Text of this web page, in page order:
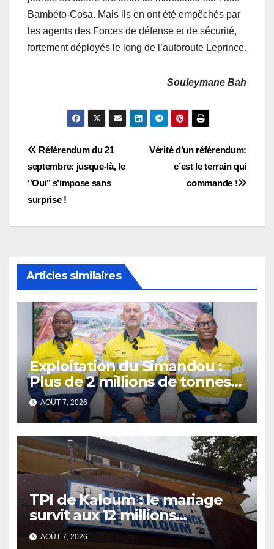
Bambéto-Cosa. Mais ils en ont été empêchés par
les agents des Forces de défense et de sécurité,
fortement déployés le long de l’autoroute Leprince.
Souleymane Bah
Navigation
de
l’article
Vérité d’un référendum:
c’est le terrain qui
commande !
Référendum du 21
septembre: jusque-là, le
‘’Oui’’ s’impose sans
surprise !
Articles similaires
Exploitation du Simandou :
Plus de 2 millions de tonnes
de fer exportées
AOÛT 7, 2026
TPI de Kaloum : le mariage
survit aux 12 millions
détournés
AOÛT 7, 2026